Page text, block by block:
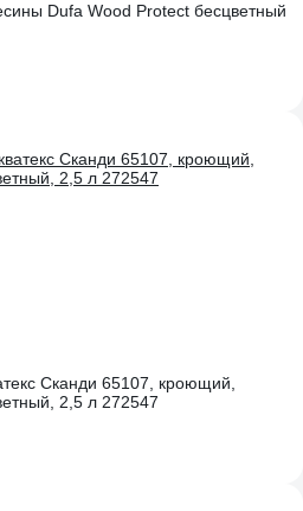
Dufa Wood Protect бесцветный
Сканди 65107, кроющий,
2,5 л 272547